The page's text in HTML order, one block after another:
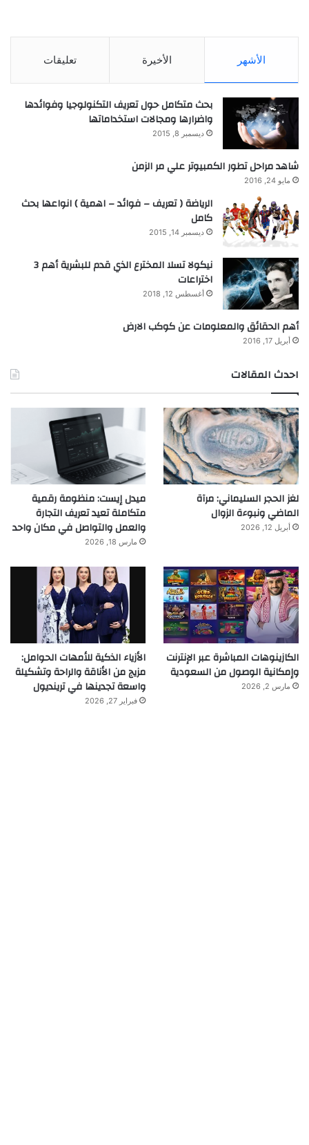
الأشهر الأخيرة تعليقات
بحث متكامل حول تعريف التكنولوجيا وفوائدها
واضرارها ومجالات استخداماتها
ديسمبر 8, 2015
شاهد مراحل تطور الكمبيوتر علي مر الزمن
مايو 24, 2016
الرياضة ( تعريف – فوائد – اهمية ) انواعها بحث
كامل
ديسمبر 14, 2015
نيكولا تسلا المخترع الذي قدم للبشرية أهم 3
اختراعات
أغسطس 12, 2018
أهم الحقائق والمعلومات عن كوكب الارض
أبريل 17, 2016
احدث المقالات
لغز الحجر السليماني: مرآة
الماضي ونبوءة الزوال
أبريل 12, 2026
ميدل إيست: منظومة رقمية
متكاملة تعيد تعريف التجارة
والعمل والتواصل في مكان واحد
مارس 18, 2026
الكازينوهات المباشرة عبر الإنترنت
وإمكانية الوصول من السعودية
مارس 2, 2026
الأزياء الذكية للأمهات الحوامل:
مزيج من الأناقة والراحة وتشكيلة
واسعة تجدينها في ترينديول
فبراير 27, 2026